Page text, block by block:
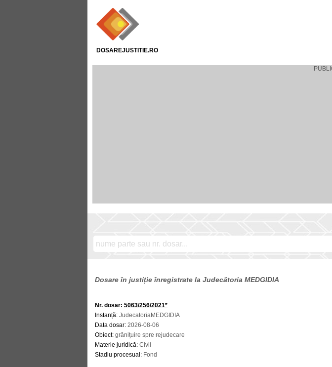
DOSAREJUSTITIE.RO
Dosare în justiție înregistrate la Judecătoria MEDGIDIA
Nr. dosar: 5063/256/2021*
Instanță: JudecatoriaMEDGIDIA
Data dosar: 2026-08-06
Obiect: grăniţuire spre rejudecare
Materie juridică: Civil
Stadiu procesual: Fond